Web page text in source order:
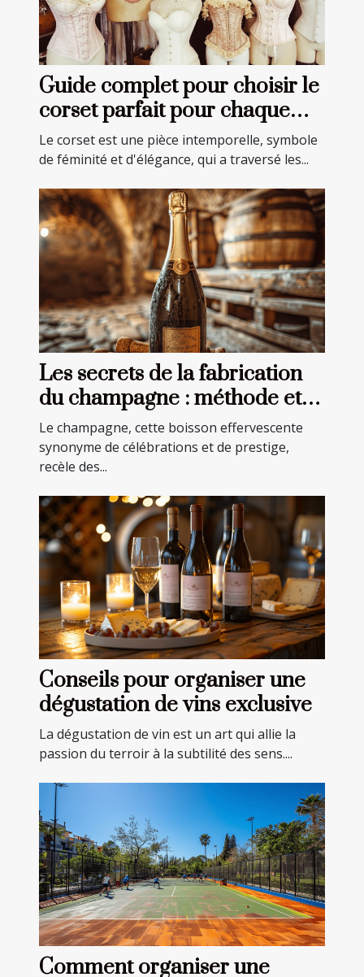
Guide complet pour choisir le
corset parfait pour chaque
occasion
Le corset est une pièce intemporelle, symbole
de féminité et d'élégance, qui a traversé les...
Les secrets de la fabrication
du champagne : méthode et
tradition
Le champagne, cette boisson effervescente
synonyme de célébrations et de prestige,
recèle des...
Conseils pour organiser une
dégustation de vins exclusive
La dégustation de vin est un art qui allie la
passion du terroir à la subtilité des sens....
Comment organiser une